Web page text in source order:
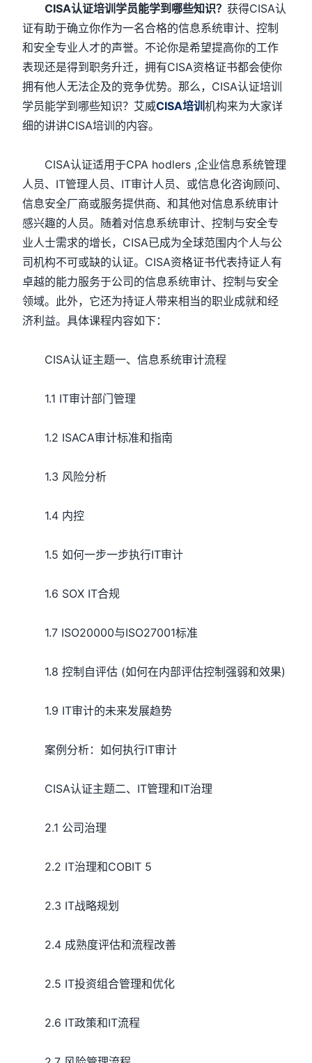
CISA认证培训学员能学到哪些知识？获得CISA认
证有助于确立你作为一名合格的信息系统审计、控制
和安全专业人才的声誉。不论你是希望提高你的工作
表现还是得到职务升迁，拥有CISA资格证书都会使你
拥有他人无法企及的竞争优势。那么，CISA认证培训
学员能学到哪些知识？艾威CISA培训机构来为大家详
细的讲讲CISA培训的内容。
CISA认证适用于CPA hodlers ,企业信息系统管理
人员、IT管理人员、IT审计人员、或信息化咨询顾问、
信息安全厂商或服务提供商、和其他对信息系统审计
感兴趣的人员。随着对信息系统审计、控制与安全专
业人士需求的增长，CISA已成为全球范围内个人与公
司机构不可或缺的认证。CISA资格证书代表持证人有
卓越的能力服务于公司的信息系统审计、控制与安全
领域。此外，它还为持证人带来相当的职业成就和经
济利益。具体课程内容如下：
CISA认证主题一、信息系统审计流程
1.1 IT审计部门管理
1.2 ISACA审计标准和指南
1.3 风险分析
1.4 内控
1.5 如何一步一步执行IT审计
1.6 SOX IT合规
1.7 ISO20000与ISO27001标准
1.8 控制自评估 (如何在内部评估控制强弱和效果)
1.9 IT审计的未来发展趋势
案例分析：如何执行IT审计
CISA认证主题二、IT管理和IT治理
2.1 公司治理
2.2 IT治理和COBIT 5
2.3 IT战略规划
2.4 成熟度评估和流程改善
2.5 IT投资组合管理和优化
2.6 IT政策和IT流程